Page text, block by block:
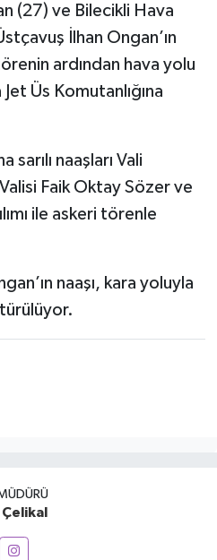
(27) ve Bilecikli Hava
İlhan Ongan’ın
ardından hava yolu
Üs Komutanlığına
sarılı naaşları Vali
Faik Oktay Sözer ve
ile askeri törenle
naaşı, kara yoluyla